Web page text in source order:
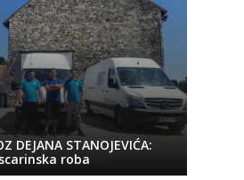
DEJANA STANOJEVIĆA:
roba